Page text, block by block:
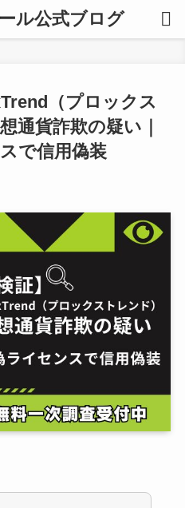
ル公式ブログ
（プロックス
通貨詐欺の疑い｜
で信用偽装